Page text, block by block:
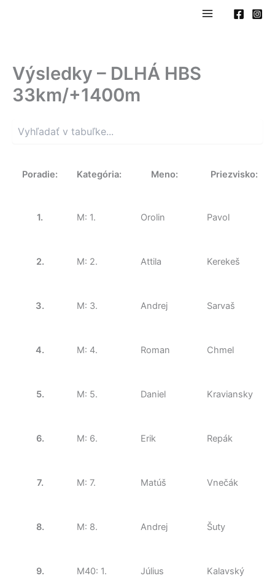
Výsledky – DLHÁ HBS
33km/+1400m
Poradie: Kategória: Meno: Priezvisko:
1. M: 1. Orolin Pavol
2. M: 2. Attila Kerekeš
3. M: 3. Andrej Sarvaš
4. M: 4. Roman Chmel
5. M: 5. Daniel Kraviansky
6. M: 6. Erik Repák
7. M: 7. Matúš Vnečák
8. M: 8. Andrej Šuty
9. M40: 1. Július Kalavský